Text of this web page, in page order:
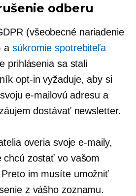
odberu
(všeobecné nariadenie
a súkromie spotrebiteľa
prihláseniasa stali
opt-in vyžaduje, aby si
e-mailovú adresu a
dostávať newsletter.
overia svoje e-maily,
chcú zostať vo vašom
im musíte umožniť
z vášho zoznamu.